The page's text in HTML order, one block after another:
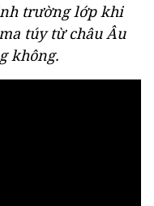
trường lớp khi
túy từ châu Âu
không.